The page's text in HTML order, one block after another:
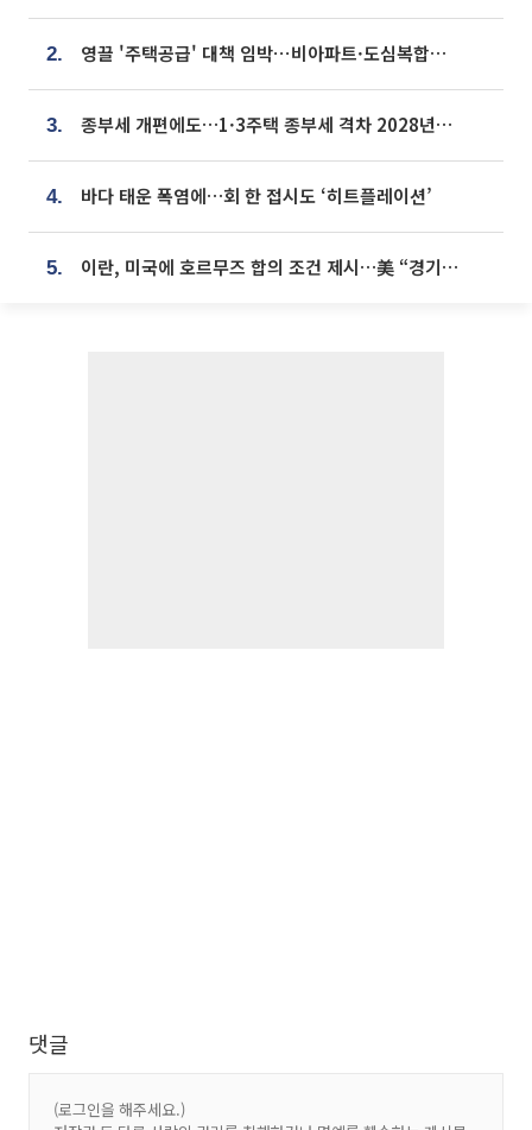
2. 영끌 '주택공급' 대책 임박⋯비아파트·도심복합까지 총동원
3. 종부세 개편에도…1·3주택 종부세 격차 2028년부터 확대
4. 바다 태운 폭염에…회 한 접시도 ‘히트플레이션’
5. 이란, 미국에 호르무즈 합의 조건 제시…美 “경기 아직 안 끝나” [종합]
댓글